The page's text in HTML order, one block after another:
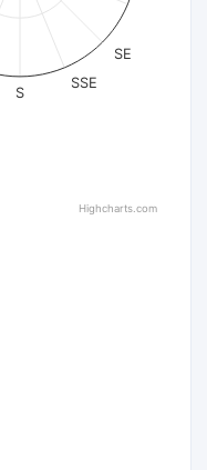
SE
SSE
S
Highcharts.com